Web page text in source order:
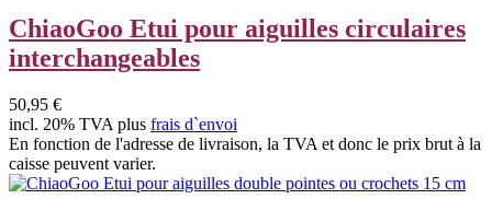
ChiaoGoo Etui pour aiguilles circulaires
interchangeables
50,95 €
incl. 20% TVA plus frais d`envoi
En fonction de l'adresse de livraison, la TVA et donc le prix brut à la
caisse peuvent varier.